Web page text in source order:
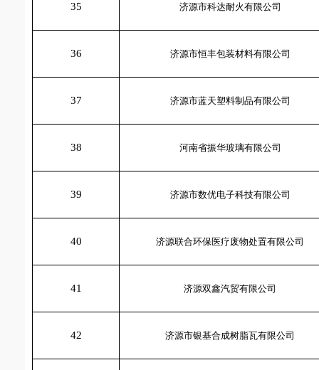
35 济源市科达耐火有限公司
36 济源市恒丰包装材料有限公司
37 济源市蓝天塑料制品有限公司
38 河南省振华玻璃有限公司
39 济源市数优电子科技有限公司
40 济源联合环保医疗废物处置有限公司
41 济源双鑫汽贸有限公司
42 济源市银基合成树脂瓦有限公司